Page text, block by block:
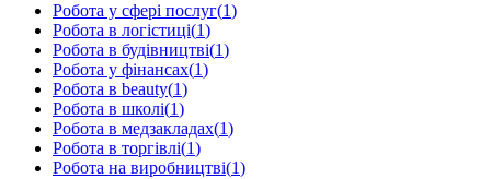
Робота у сфері послуг(1)
Робота в логістиці(1)
Робота в будівництві(1)
Робота у фінансах(1)
Робота в beauty(1)
Робота в школі(1)
Робота в медзакладах(1)
Робота в торгівлі(1)
Робота на виробництві(1)